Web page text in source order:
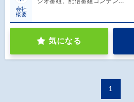
会社
概要
気になる
1